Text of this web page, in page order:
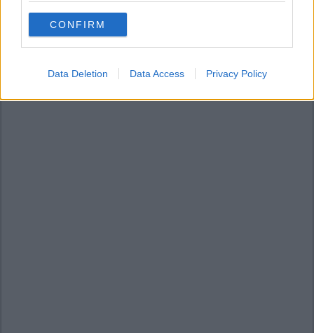
use your data for below specified purposes in below Google
consent section.
CONFIRM
Data Deletion Data Access Privacy Policy